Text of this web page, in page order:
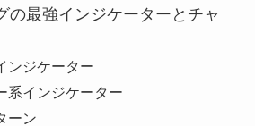
の最強インジケーターとチャ
ンジケーター
系インジケーター
ーン